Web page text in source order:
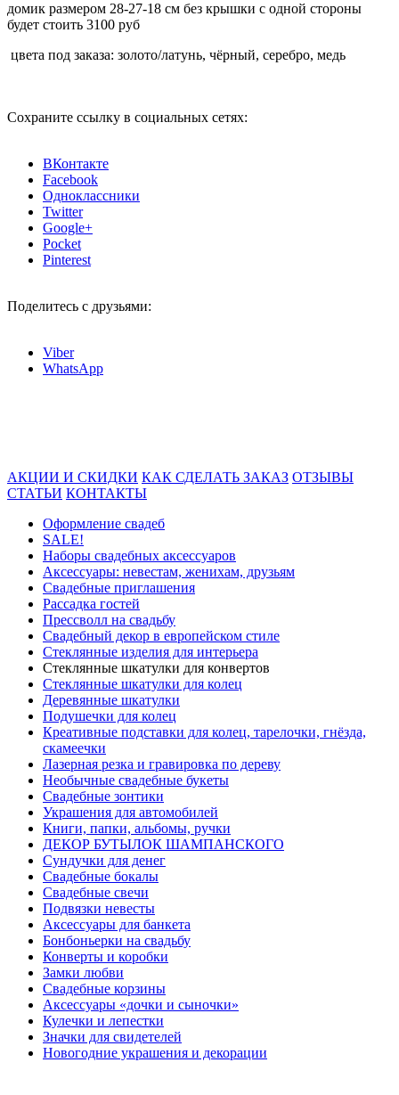
домик размером 28-27-18 см без крышки с одной стороны
будет стоить 3100 руб
цвета под заказа: золото/латунь, чёрный, серебро, медь
Сохраните ссылку в социальных сетях:
ВКонтакте
Facebook
Одноклассники
Twitter
Google+
Pocket
Pinterest
Поделитесь с друзьями:
Viber
WhatsApp
АКЦИИ И СКИДКИ КАК СДЕЛАТЬ ЗАКАЗ ОТЗЫВЫ
СТАТЬИ КОНТАКТЫ
Оформление свадеб
SALE!
Наборы свадебных аксессуаров
Аксессуары: невестам, женихам, друзьям
Свадебные приглашения
Рассадка гостей
Прессволл на свадьбу
Свадебный декор в европейском стиле
Стеклянные изделия для интерьера
Стеклянные шкатулки для конвертов
Cтеклянные шкатулки для колец
Деревянные шкатулки
Подушечки для колец
Креативные подставки для колец, тарелочки, гнёзда,
скамеечки
Лазерная резка и гравировка по дереву
Необычные свадебные букеты
Свадебные зонтики
Украшения для автомобилей
Книги, папки, альбомы, ручки
ДЕКОР БУТЫЛОК ШАМПАНСКОГО
Сундучки для денег
Свадебные бокалы
Свадебные свечи
Подвязки невесты
Аксессуары для банкета
Бонбоньерки на свадьбу
Конверты и коробки
Замки любви
Свадебные корзины
Аксессуары «дочки и сыночки»
Кулечки и лепестки
Значки для свидетелей
Новогодние украшения и декорации